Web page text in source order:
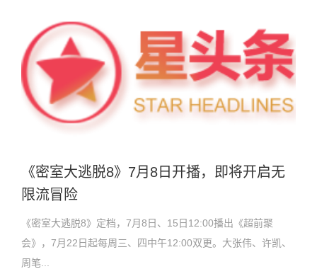
《密室大逃脱8》7月8日开播，即将开启无
限流冒险
《密室大逃脱8》定档，7月8日、15日12:00播出《超前聚
会》，7月22日起每周三、四中午12:00双更。大张伟、许凯、
周笔...